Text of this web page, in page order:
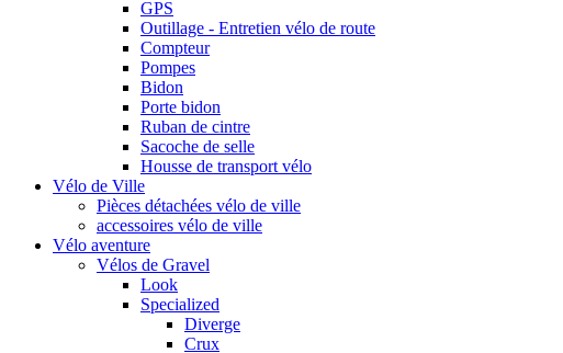
GPS
Outillage - Entretien vélo de route
Compteur
Pompes
Bidon
Porte bidon
Ruban de cintre
Sacoche de selle
Housse de transport vélo
Vélo de Ville
Pièces détachées vélo de ville
accessoires vélo de ville
Vélo aventure
Vélos de Gravel
Look
Specialized
Diverge
Crux